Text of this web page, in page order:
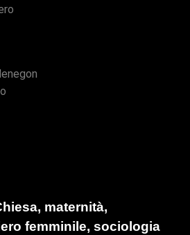
Berzano
Curtaz
maternità,
femminile, sociologia